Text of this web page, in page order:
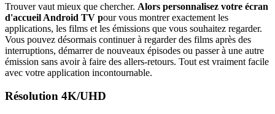
Trouver vaut mieux que chercher. Alors personnalisez votre écran
d'accueil Android TV pour vous montrer exactement les
applications, les films et les émissions que vous souhaitez regarder.
Vous pouvez désormais continuer à regarder des films après des
interruptions, démarrer de nouveaux épisodes ou passer à une autre
émission sans avoir à faire des allers-retours. Tout est vraiment facile
avec votre application incontournable.
Résolution 4K/UHD